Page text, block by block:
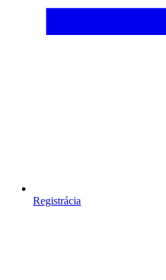
Registrácia